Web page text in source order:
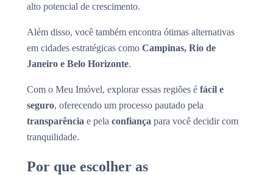
alto potencial de crescimento.
Além disso, você também encontra ótimas alternativas
em cidades estratégicas como Campinas, Rio de
Janeiro e Belo Horizonte.
Com o Meu Imóvel, explorar essas regiões é fácil e
seguro, oferecendo um processo pautado pela
transparência e pela confiança para você decidir com
tranquilidade.
Por que escolher as